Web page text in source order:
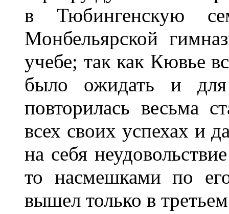
в Тюбингенскую
Монбельярской
учебе; так как Кювье
было ожидать и
повторилась весьма
всех своих успехах и
на себя
то насмешками по
вышел только в